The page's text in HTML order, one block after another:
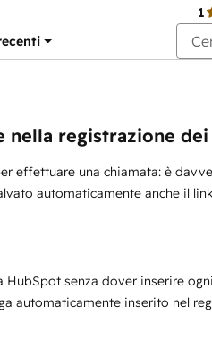
1
nella registrazione
effettuare una chiamata: è
automaticamente anche il
senza dover inserire
automaticamente inserito nel